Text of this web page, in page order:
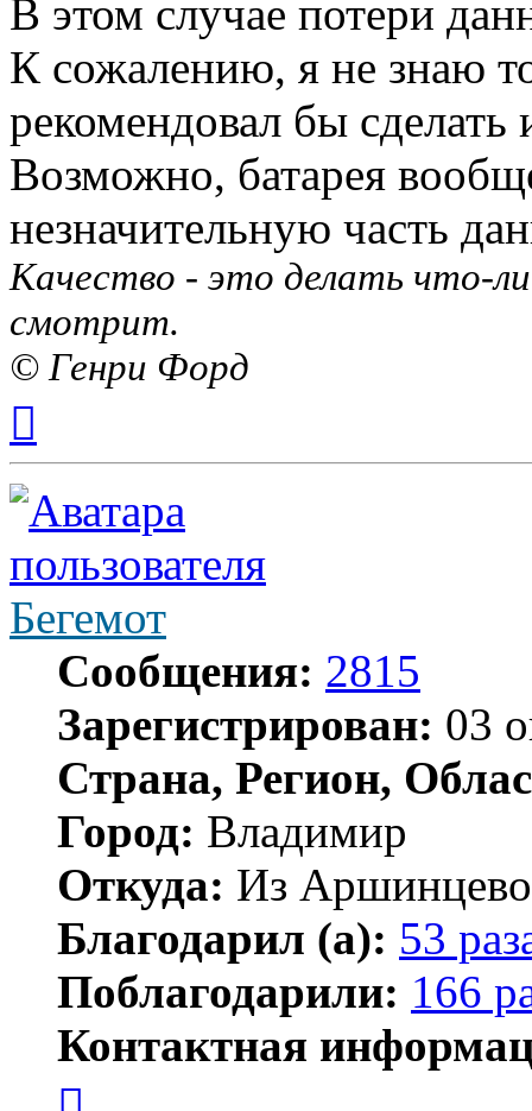
В этом случае потери
К сожалению, я не знаю
рекомендовал бы сделать
Возможно, батарея
незначительную часть
Качество - это делать что-
смотрит.
© Генри Форд
началу
Бегемот
Сообщения: 2815
Зарегистрирован: 03
Страна, Регион,
Город: Владимир
Откуда: Из
Благодарил (а): 53
Поблагодарили: 166
Контактная